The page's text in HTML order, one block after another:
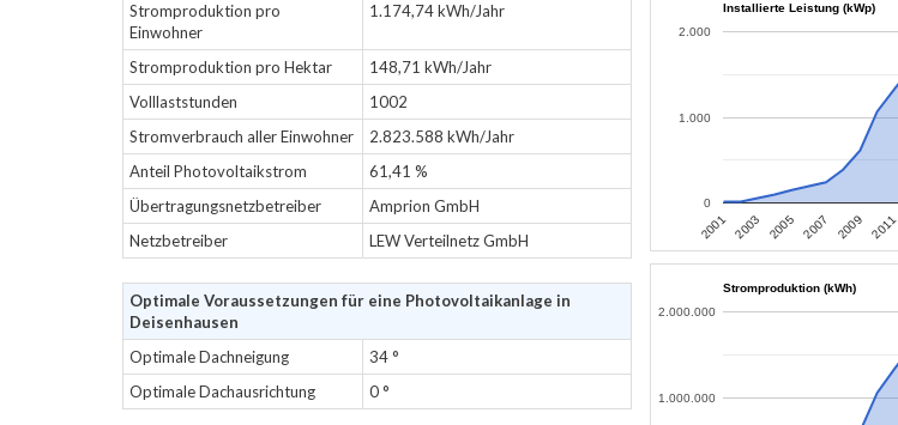
Stromproduktion pro
Einwohner
1.174,74 kWh/Jahr
Stromproduktion pro Hektar
148,71 kWh/Jahr
Volllaststunden
1002
Stromverbrauch aller Einwohner
2.823.588 kWh/Jahr
Anteil Photovoltaikstrom
61,41 %
Übertragungsnetzbetreiber
Amprion GmbH
Netzbetreiber
LEW Verteilnetz GmbH
Optimale Voraussetzungen für eine Photovoltaikanlage in
Deisenhausen
Optimale Dachneigung
34 °
Optimale Dachausrichtung
0 °
Installierte Leistung (kWp)
2001 2003 2005 2007 2009 2011
0
1.000
2.000
Stromproduktion (kWh)
1.000.000
2.000.000